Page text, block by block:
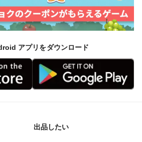
アプリをダウンロード
出品したい